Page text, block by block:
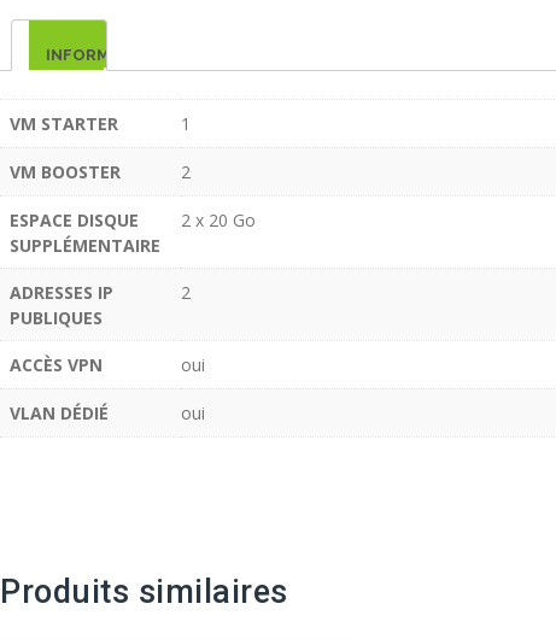
INFORMATIONS
VM STARTER 1
VM BOOSTER 2
ESPACE DISQUE
SUPPLÉMENTAIRE
2 x 20 Go
ADRESSES IP
PUBLIQUES
2
ACCÈS VPN oui
VLAN DÉDIÉ oui
Produits similaires